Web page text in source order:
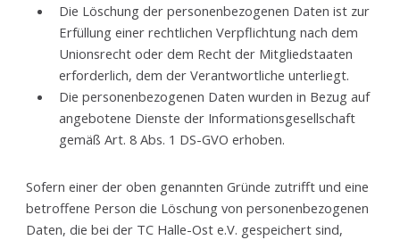
Die Löschung der personenbezogenen Daten ist zur
Erfüllung einer rechtlichen Verpflichtung nach dem
Unionsrecht oder dem Recht der Mitgliedstaaten
erforderlich, dem der Verantwortliche unterliegt.
Die personenbezogenen Daten wurden in Bezug auf
angebotene Dienste der Informationsgesellschaft
gemäß Art. 8 Abs. 1 DS-GVO erhoben.
Sofern einer der oben genannten Gründe zutrifft und eine
betroffene Person die Löschung von personenbezogenen
Daten, die bei der TC Halle-Ost e.V. gespeichert sind,